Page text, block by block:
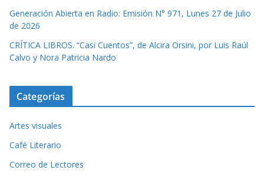
Generación Abierta en Radio: Emisión N° 971, Lunes 27 de Julio
de 2026
CRÍTICA LIBROS. “Casi Cuentos”, de Alcira Orsini, por Luis Raúl
Calvo y Nora Patricia Nardo
Categorías
Artes visuales
Café Literario
Correo de Lectores